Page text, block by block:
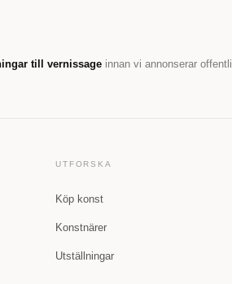
till vernissage innan vi annonserar
UTFORSKA
Köp konst
Konstnärer
Utställningar